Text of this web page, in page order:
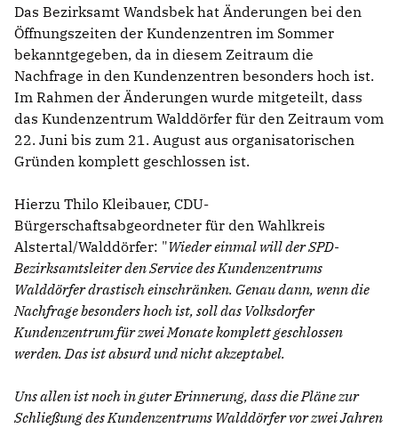
Das Bezirksamt Wandsbek hat Änderungen bei den
Öffnungszeiten der Kundenzentren im Sommer
bekanntgegeben, da in diesem Zeitraum die
Nachfrage in den Kundenzentren besonders hoch ist.
Im Rahmen der Änderungen wurde mitgeteilt, dass
das Kundenzentrum Walddörfer für den Zeitraum vom
22. Juni bis zum 21. August aus organisatorischen
Gründen komplett geschlossen ist.
Hierzu Thilo Kleibauer, CDU-
Bürgerschaftsabgeordneter für den Wahlkreis
Alstertal/Walddörfer: "Wieder einmal will der SPD-
Bezirksamtsleiter den Service des Kundenzentrums
Walddörfer drastisch einschränken. Genau dann, wenn die
Nachfrage besonders hoch ist, soll das Volksdorfer
Kundenzentrum für zwei Monate komplett geschlossen
werden. Das ist absurd und nicht akzeptabel.
Uns allen ist noch in guter Erinnerung, dass die Pläne zur
Schließung des Kundenzentrums Walddörfer vor zwei Jahren